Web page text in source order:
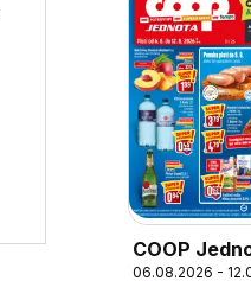
COOP
06.08.2026 -